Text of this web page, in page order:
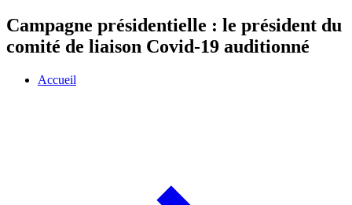
Campagne présidentielle : le président du
comité de liaison Covid-19 auditionné
Accueil